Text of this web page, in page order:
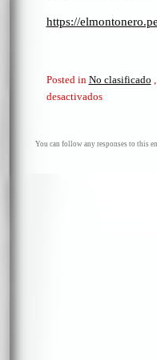
https://
Posted in No clasificado
desactivadosen
Sine
You can follow any responses to this